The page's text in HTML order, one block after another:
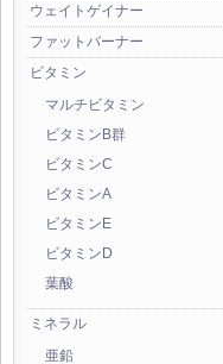
ウェイトゲイナー
ファットバーナー
ビタミン
マルチビタミン
ビタミンB群
ビタミンC
ビタミンA
ビタミンE
ビタミンD
葉酸
ミネラル
亜鉛